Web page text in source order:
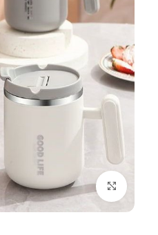
بزرگنمایی تصویر